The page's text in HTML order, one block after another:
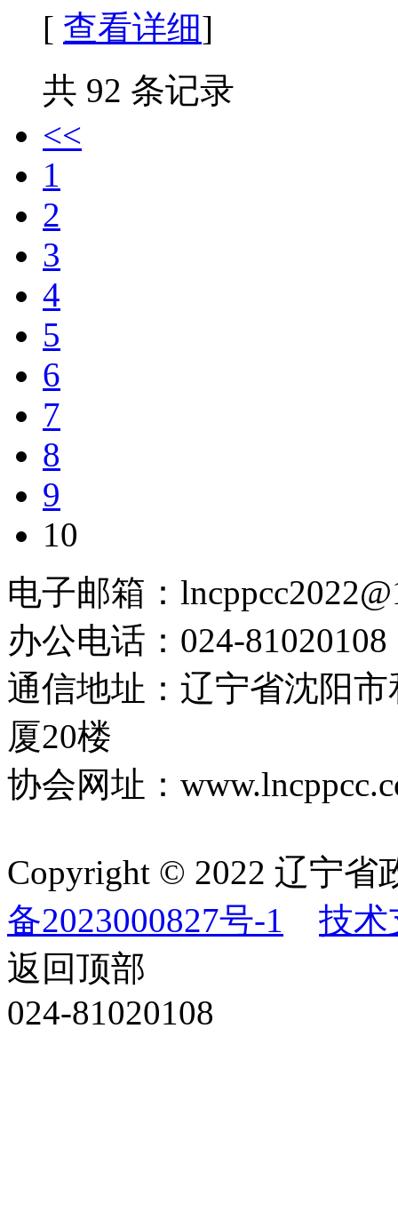
[ 查看详细]
共 92 条记录
<<
1
2
3
4
5
6
7
8
9
10
电子邮箱：
办公电话：024-81020108
通信地址：辽宁省沈阳
厦20楼
协会网址：
Copyright © 2022 辽宁
备2023000827号-1
技术
返回顶部
024-81020108